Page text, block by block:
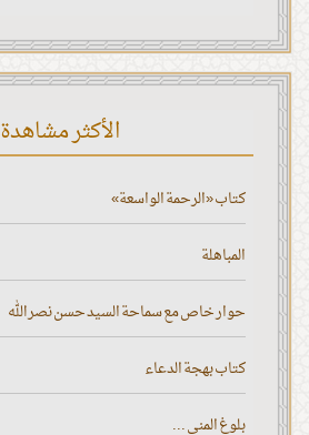
الأكثر مشاهدة
كتاب «الرحمة الواسعة»
المباهلة
حوار خاص مع سماحة السيد حسن نصر الله
كتاب بهجة الدعاء
بلوغ المنى ...